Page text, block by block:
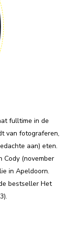
fulltime in de
van fotograferen,
aan) eten.
Cody (november
in Apeldoorn.
bestseller Het